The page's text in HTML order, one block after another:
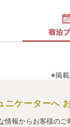
宿泊
※掲
ニケーターへ
情報からお客様の